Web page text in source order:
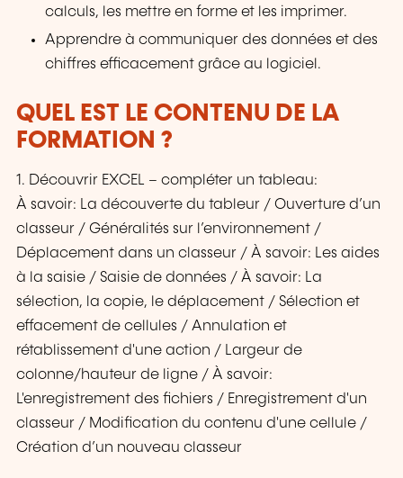
calculs, les mettre en forme et les imprimer.
Apprendre à communiquer des données et des
chiffres efficacement grâce au logiciel.
QUEL EST LE CONTENU DE LA
FORMATION ?
1. Découvrir EXCEL – compléter un tableau:
À savoir: La découverte du tableur / Ouverture d’un
classeur / Généralités sur l’environnement /
Déplacement dans un classeur / À savoir: Les aides
à la saisie / Saisie de données / À savoir: La
sélection, la copie, le déplacement / Sélection et
effacement de cellules / Annulation et
rétablissement d'une action / Largeur de
colonne/hauteur de ligne / À savoir:
L'enregistrement des fichiers / Enregistrement d'un
classeur / Modification du contenu d'une cellule /
Création d’un nouveau classeur